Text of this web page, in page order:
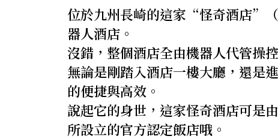
位於九州長崎的這家“怪奇酒店”
器人酒店。
沒錯，整個酒店全由機器人代管操
無論是剛踏入酒店一樓大廳，還是
的便捷與高效。
說起它的身世，這家怪奇酒店可是
所設立的官方認定飯店哦。